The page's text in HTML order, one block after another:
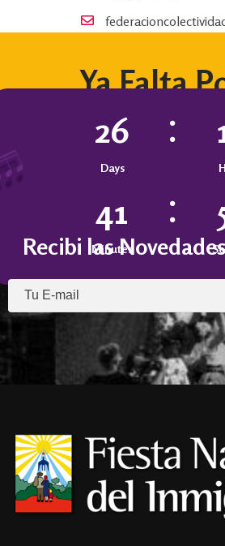
Ya Falta
26
Days
41
Minutes
Recibi las